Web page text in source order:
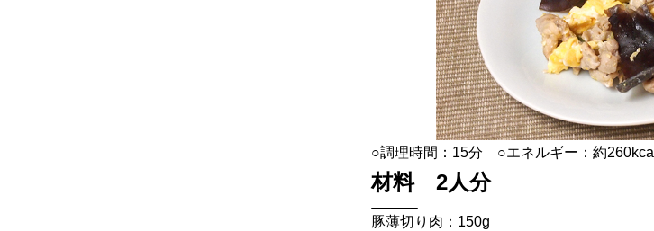
○調理時間：15分 ○エネルギー：約260kcal
材料 2人分
豚薄切り肉：150g